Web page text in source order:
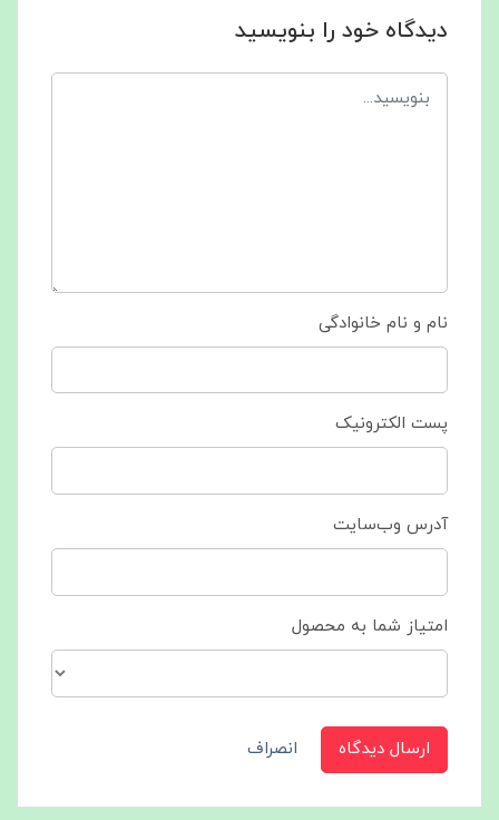
دیدگاه خود را بنویسید
نام و نام خانوادگی
پست الکترونیک
آدرس وب‌سایت
امتیاز شما به محصول
ارسال دیدگاه انصراف